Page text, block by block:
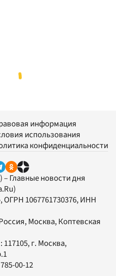
информация
использования
конфиденциальности
– Главные новости дня
, ОГРН 1067761730376, ИНН
Москва, Коптевская
117105, г. Москва,
00-12